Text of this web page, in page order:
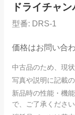
ドライチャン
型番: DRS-1
価格はお問い合
中古品のため、現
写真や説明に記載
新品時の性能・機
で、ご了承ください